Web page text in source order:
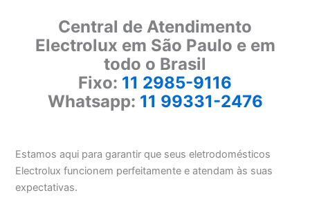
Central de Atendimento
Electrolux em São Paulo e em
todo o Brasil
Fixo: 11 2985-9116
Whatsapp: 11 99331-2476
Estamos aqui para garantir que seus eletrodomésticos
Electrolux funcionem perfeitamente e atendam às suas
expectativas.